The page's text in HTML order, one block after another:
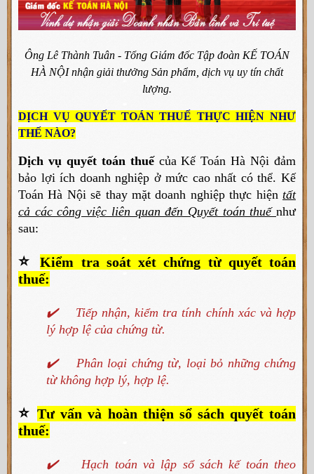
Ông Lê Thành Tuân - Tổng Giám đốc Tập đoàn KẾ TOÁN
HÀ NỘI nhận giải thưởng Sản phẩm, dịch vụ uy tín chất
lượng.
DỊCH VỤ QUYẾT TOÁN THUẾ THỰC HIỆN NHƯ
THẾ NÀO?
Dịch vụ quyết toán thuế của Kế Toán Hà Nội đảm
bảo lợi ích doanh nghiệp ở mức cao nhất có thể. Kế
Toán Hà Nội sẽ thay mặt doanh nghiệp thực hiện tất
cả các công việc liên quan đến Quyết toán thuế như
sau:
⭐Kiểm tra soát xét chứng từ quyết toán
thuế:
✔️Tiếp nhận, kiểm tra tính chính xác và hợp
lý hợp lệ của chứng từ.
✔️Phân loại chứng từ, loại bỏ những chứng
từ không hợp lý, hợp lệ.
⭐Tư vấn và hoàn thiện sổ sách quyết toán
thuế:
✔️Hạch toán và lập sổ sách kế toán theo